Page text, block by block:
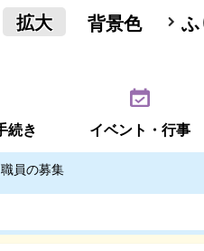
拡大 背景色 ふ
続き イベント・行事
員の募集